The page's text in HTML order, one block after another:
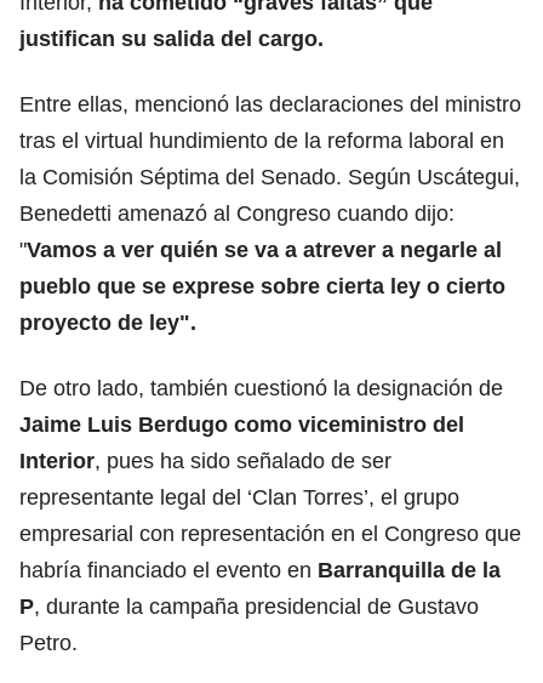
justifican su salida del cargo.
Entre ellas, mencionó las declaraciones del ministro
tras el virtual hundimiento de la reforma laboral en
la Comisión Séptima del Senado. Según Uscátegui,
Benedetti amenazó al Congreso cuando dijo:
"Vamos a ver quién se va a atrever a negarle al
pueblo que se exprese sobre cierta ley o cierto
proyecto de ley".
De otro lado, también cuestionó la designación de
Jaime Luis Berdugo como viceministro del
Interior, pues ha sido señalado de ser
representante legal del ‘Clan Torres’, el grupo
empresarial con representación en el Congreso que
habría financiado el evento en Barranquilla de la
P, durante la campaña presidencial de Gustavo
Petro.